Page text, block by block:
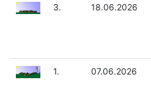
3. 18.06.2026
1. 07.06.2026